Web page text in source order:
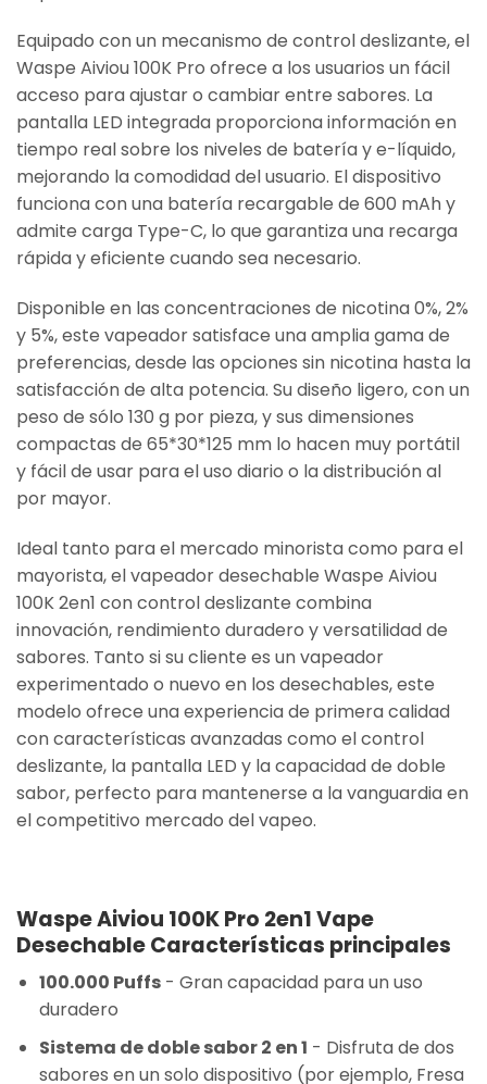
Equipado con un mecanismo de control deslizante, el
Waspe Aiviou 100K Pro ofrece a los usuarios un fácil
acceso para ajustar o cambiar entre sabores. La
pantalla LED integrada proporciona información en
tiempo real sobre los niveles de batería y e-líquido,
mejorando la comodidad del usuario. El dispositivo
funciona con una batería recargable de 600 mAh y
admite carga Type-C, lo que garantiza una recarga
rápida y eficiente cuando sea necesario.
Disponible en las concentraciones de nicotina 0%, 2%
y 5%, este vapeador satisface una amplia gama de
preferencias, desde las opciones sin nicotina hasta la
satisfacción de alta potencia. Su diseño ligero, con un
peso de sólo 130 g por pieza, y sus dimensiones
compactas de 65*30*125 mm lo hacen muy portátil
y fácil de usar para el uso diario o la distribución al
por mayor.
Ideal tanto para el mercado minorista como para el
mayorista, el vapeador desechable Waspe Aiviou
100K 2en1 con control deslizante combina
innovación, rendimiento duradero y versatilidad de
sabores. Tanto si su cliente es un vapeador
experimentado o nuevo en los desechables, este
modelo ofrece una experiencia de primera calidad
con características avanzadas como el control
deslizante, la pantalla LED y la capacidad de doble
sabor, perfecto para mantenerse a la vanguardia en
el competitivo mercado del vapeo.
Waspe Aiviou 100K Pro 2en1 Vape
Desechable Características principales
100.000 Puffs- Gran capacidad para un uso
duradero
Sistema de doble sabor 2 en 1 - Disfruta de dos
sabores en un solo dispositivo (por ejemplo, Fresa